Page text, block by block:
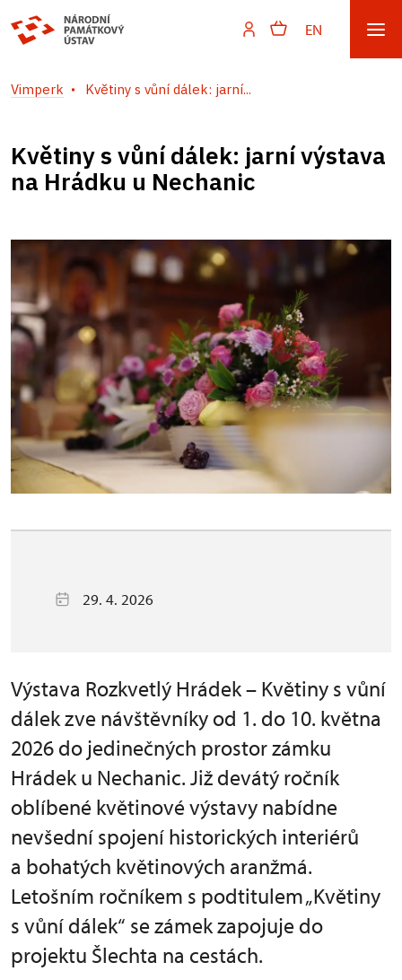
EN
Vimperk Květiny s vůní dálek: jarní...
Květiny s vůní dálek: jarní výstava
na Hrádku u Nechanic
29. 4. 2026
Výstava Rozkvetlý Hrádek – Květiny s vůní
dálek zve návštěvníky od 1. do 10. května
2026 do jedinečných prostor zámku
Hrádek u Nechanic. Již devátý ročník
oblíbené květinové výstavy nabídne
nevšední spojení historických interiérů
a bohatých květinových aranžmá.
Letošním ročníkem s podtitulem „Květiny
s vůní dálek“ se zámek zapojuje do
projektu Šlechta na cestách.